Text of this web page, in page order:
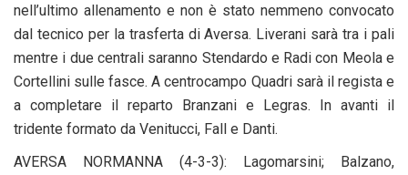
nell’ultimo allenamento e non è stato nemmeno convocato
dal tecnico per la trasferta di Aversa. Liverani sarà tra i pali
mentre i due centrali saranno Stendardo e Radi con Meola e
Cortellini sulle fasce. A centrocampo Quadri sarà il regista e
a completare il reparto Branzani e Legras. In avanti il
tridente formato da Venitucci, Fall e Danti.
AVERSA NORMANNA (4-3-3): Lagomarsini; Balzano,